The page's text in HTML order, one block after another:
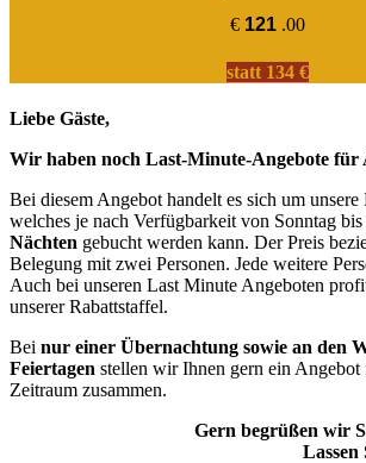
€ 121 .00
statt 134 €
Liebe Gäste,
Wir haben noch Last-Minute-Angebote für
Bei diesem Angebot handelt es sich um
welches je nach Verfüg­bar­keit von Sonntag
Nächten gebucht werden kann. Der Preis
Belegung mit zwei Perso­nen. Jede weitere
Auch bei unseren Last Minute Angebo­ten
unserer Rabattstaffel.
Bei nur einer Übernach­tung sowie an den
Feier­ta­gen stellen wir Ihnen gern ein Angebot
Zeitraum zusammen.
Gern begrü­ßen wir
Lassen